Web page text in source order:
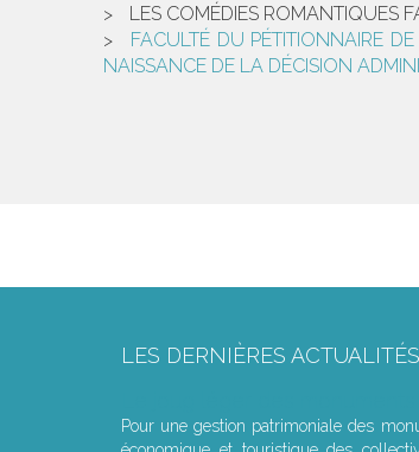
LES COMÉDIES ROMANTIQUES
FACULTÉ DU PÉTITIONNAIRE
NAISSANCE DE LA DÉCISION
LES DERNIÈRES ACTUALITÉS
Pour une gestion patrimoniale des